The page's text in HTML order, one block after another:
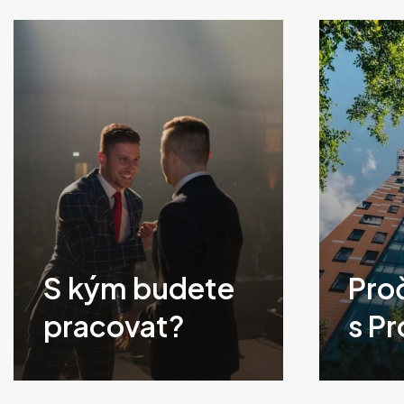
S kým budete
pracovat?
Klikněte
pro
s
pro